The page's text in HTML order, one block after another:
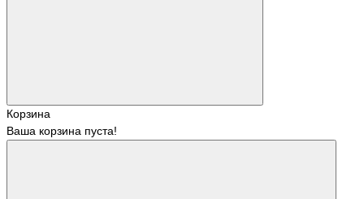
Корзина
Ваша корзина пуста!